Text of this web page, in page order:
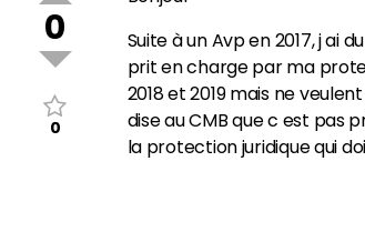
0
0
Suite à un Avp en 2017, j
prit en charge par ma
2018 et 2019 mais ne
dise au CMB que c est pas
la protection juridique qui